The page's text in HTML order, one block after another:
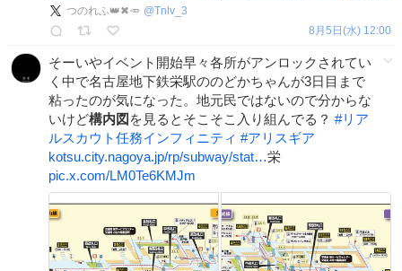
つのれふ👑✖🥕 @Tnlv_3
8月5日(水) 12:00
そーいやイベント開始早々各所がアンロックされてい
く中で名古屋地下鉄栄駅ののどかちゃんが3日目まで
粘ったのが気になった。地元民ではないので分からな
いけど構内図 を見るとそこそこ入り組んでる？ #リア
ルスカウト任務インフィニティ #アリスギア
kotsu.city.nagoya.jp/rp/subway/stat…栄
pic.x.com/LM0Te6KMJm